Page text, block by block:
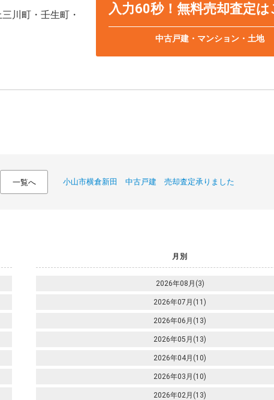
川町・壬生町・
入力60秒！無料売却査定は
中古戸建・マンション・土地
一覧へ 小山市横倉新田 中古戸建 売却査定承りました
月別
2026年08月(3)
2026年07月(11)
2026年06月(13)
2026年05月(13)
2026年04月(10)
2026年03月(10)
2026年02月(13)